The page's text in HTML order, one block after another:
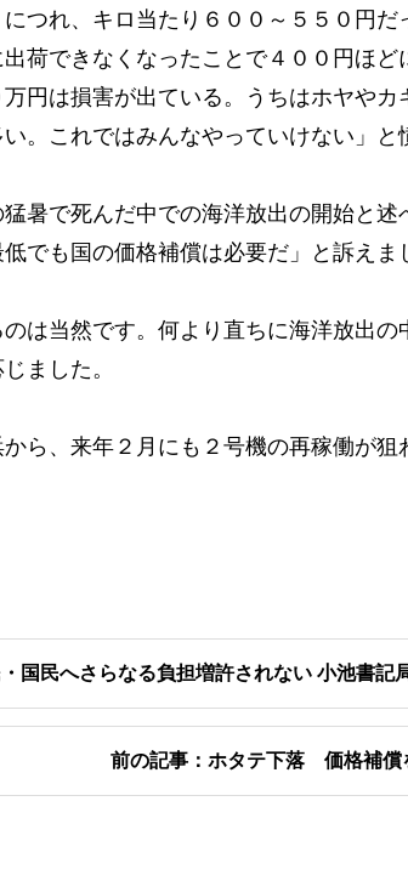
つれ、キロ当たり６００～５５０円だ
荷できなくなったことで４００円ほど
円は損害が出ている。うちはホヤやカ
。これではみんなやっていけない」と
暑で死んだ中での海洋放出の開始と
でも国の価格補償は必要だ」と訴えま
は当然です。何より直ちに海洋放出
ました。
ら、来年２月にも２号機の再稼働が狙
国民へさらなる負担増許されない 小池書記
前の記事：ホタテ下落 価格補